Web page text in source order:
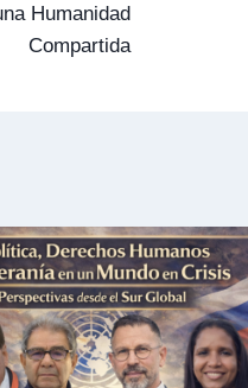
Humanidad
Compartida